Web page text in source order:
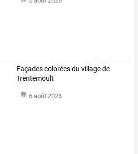
Façades colorées du village de
Trentemoult
6 août 2026